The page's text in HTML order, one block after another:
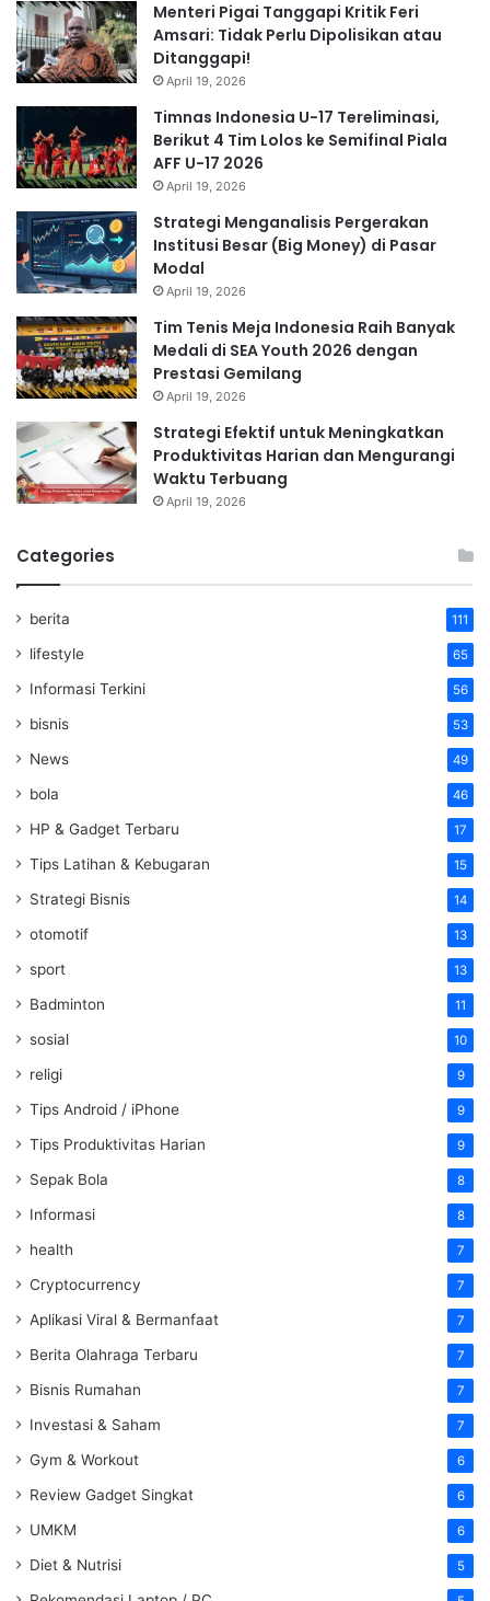
Menteri Pigai Tanggapi Kritik Feri
Amsari: Tidak Perlu Dipolisikan atau
Ditanggapi!
April 19, 2026
Timnas Indonesia U-17 Tereliminasi,
Berikut 4 Tim Lolos ke Semifinal Piala
AFF U-17 2026
April 19, 2026
Strategi Menganalisis Pergerakan
Institusi Besar (Big Money) di Pasar
Modal
April 19, 2026
Tim Tenis Meja Indonesia Raih Banyak
Medali di SEA Youth 2026 dengan
Prestasi Gemilang
April 19, 2026
Strategi Efektif untuk Meningkatkan
Produktivitas Harian dan Mengurangi
Waktu Terbuang
April 19, 2026
Categories
berita 111
lifestyle 65
Informasi Terkini 56
bisnis 53
News 49
bola 46
HP & Gadget Terbaru 17
Tips Latihan & Kebugaran 15
Strategi Bisnis 14
otomotif 13
sport 13
Badminton 11
sosial 10
religi 9
Tips Android / iPhone 9
Tips Produktivitas Harian 9
Sepak Bola 8
Informasi 8
health 7
Cryptocurrency 7
Aplikasi Viral & Bermanfaat 7
Berita Olahraga Terbaru 7
Bisnis Rumahan 7
Investasi & Saham 7
Gym & Workout 6
Review Gadget Singkat 6
UMKM 6
Diet & Nutrisi 5